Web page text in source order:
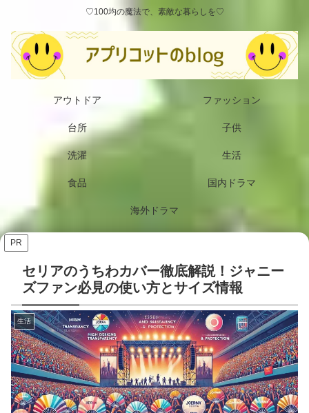
♡100均の魔法で、素敵な暮らしを♡
アウトドア ファッション
台所 子供
洗濯 生活
食品 国内ドラマ
海外ドラマ
PR
セリアのうちわカバー徹底解説！ジャニー
ズファン必見の使い方とサイズ情報
生活